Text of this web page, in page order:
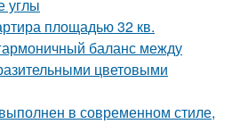
углы
площадью 32 кв.
баланс между
цветовыми
в современном стиле,